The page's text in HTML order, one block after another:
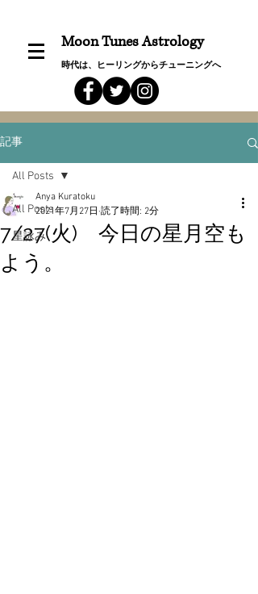
Moon Tunes Astrology
時代は、ヒーリングからチューニングへ
記事
All Posts
星詠み
All Posts
7/27(火) 今日の星月空も
よう。
Anya Kuratoku
2021年7月27日 読了時間: 2分